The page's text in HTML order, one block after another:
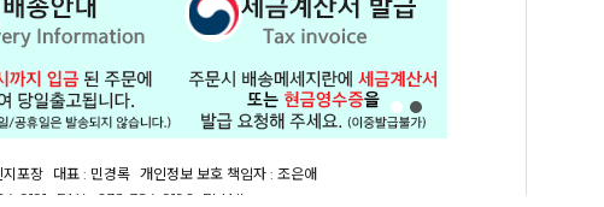
지포장 대표 : 민경록 개인정보 보호 책임자 : 조은애
9191
FAX : 032-324-9196 EMAIL :